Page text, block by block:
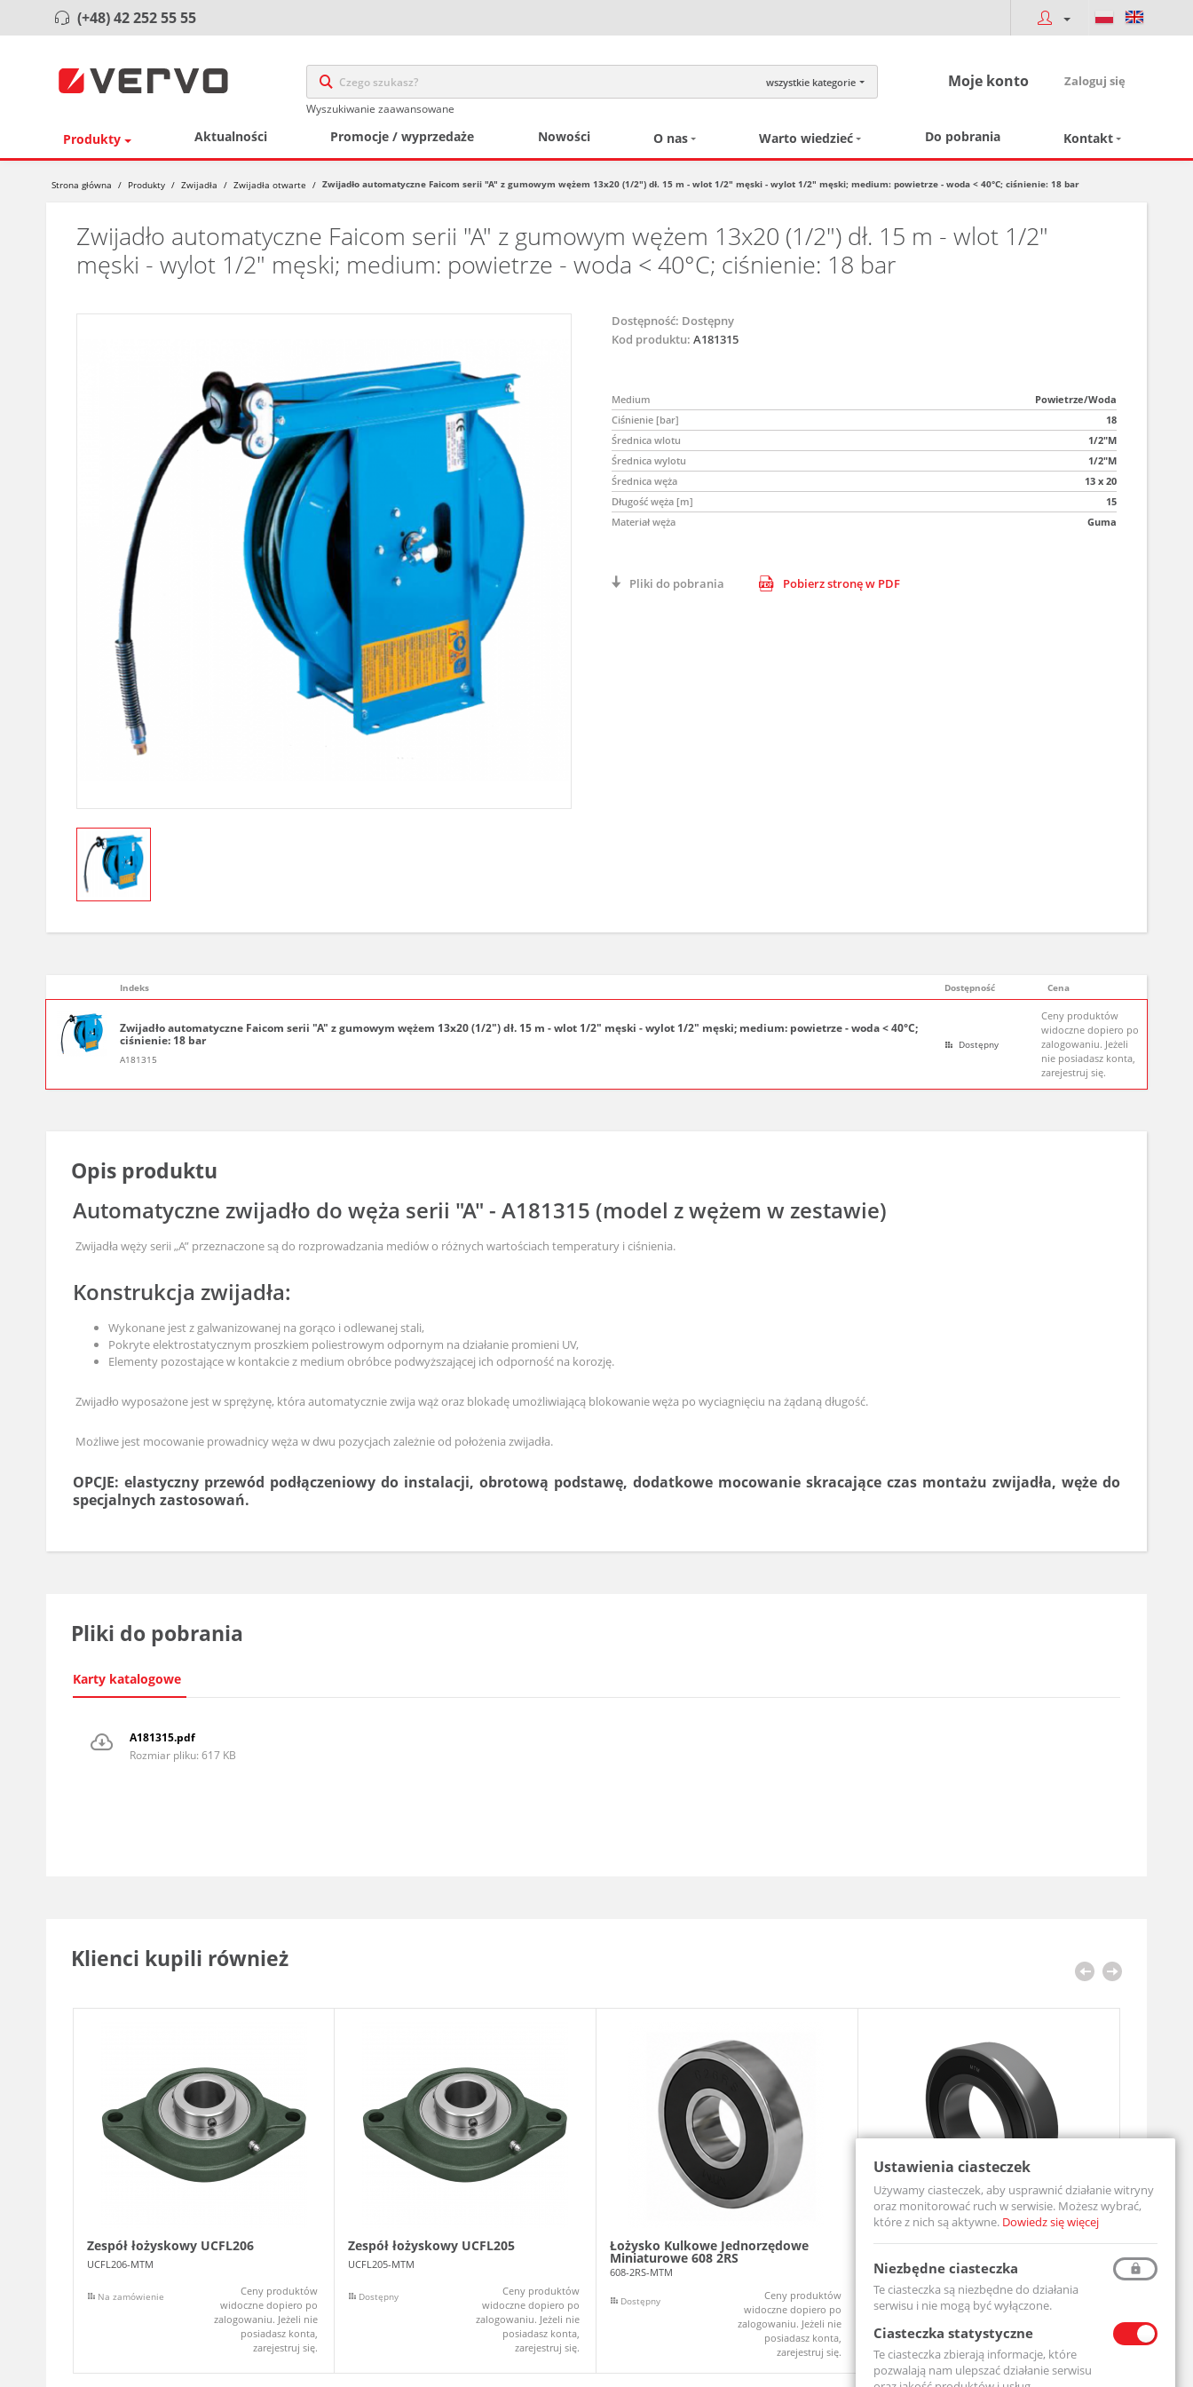
(+48) 42 252 55 55
wszystkie kategorie
Wyszukiwanie zaawansowane
Moje konto Zaloguj się
Produkty Aktualności Promocje / wyprzedaże Nowości O nas Warto wiedzieć Do pobrania Kontakt
Strona główna / Produkty / Zwijadła / Zwijadła otwarte / Zwijadło automatyczne Faicom serii "A" z gumowym wężem 13x20 (1/2") dł. 15 m - wlot 1/2" męski - wylot 1/2" męski; medium: powietrze - woda < 40°C; ciśnienie: 18 bar
Zwijadło automatyczne Faicom serii "A" z gumowym wężem 13x20 (1/2") dł. 15 m - wlot 1/2"
męski - wylot 1/2" męski; medium: powietrze - woda < 40°C; ciśnienie: 18 bar
Dostępność: Dostępny
Kod produktu: A181315
Medium
Powietrze/Woda
Ciśnienie [bar]
18
Średnica wlotu
1/2"M
Średnica wylotu
1/2"M
Średnica węża
13 x 20
Długość węża [m]
15
Materiał węża
Guma
Pliki do pobrania Pobierz stronę w PDF
Indeks Dostępność Cena
Zwijadło automatyczne Faicom serii "A" z gumowym wężem 13x20 (1/2") dł. 15 m - wlot 1/2" męski - wylot 1/2" męski; medium: powietrze - woda < 40°C;
ciśnienie: 18 bar
A181315
Dostępny
Ceny produktów
widoczne dopiero po
zalogowaniu. Jeżeli
nie posiadasz konta,
zarejestruj się.
Opis produktu
Automatyczne zwijadło do węża serii "A" - A181315 (model z wężem w zestawie)
Zwijadła węży serii „A” przeznaczone są do rozprowadzania mediów o różnych wartościach temperatury i ciśnienia.
Konstrukcja zwijadła:
Wykonane jest z galwanizowanej na gorąco i odlewanej stali,
Pokryte elektrostatycznym proszkiem poliestrowym odpornym na działanie promieni UV,
Elementy pozostające w kontakcie z medium obróbce podwyższającej ich odporność na korozję.
Zwijadło wyposażone jest w sprężynę, która automatycznie zwija wąż oraz blokadę umożliwiającą blokowanie węża po wyciagnięciu na żądaną długość.
Możliwe jest mocowanie prowadnicy węża w dwu pozycjach zależnie od położenia zwijadła.
OPCJE: elastyczny przewód podłączeniowy do instalacji, obrotową podstawę, dodatkowe mocowanie skracające czas montażu zwijadła, węże do
specjalnych zastosowań.
Pliki do pobrania
Karty katalogowe
A181315.pdf
Rozmiar pliku: 617 KB
Klienci kupili również
Zespół łożyskowy UCFL206
UCFL206-MTM
Na zamówienie
Ceny produktów
widoczne dopiero po
zalogowaniu. Jeżeli nie
posiadasz konta,
zarejestruj się.
Zespół łożyskowy UCFL205
UCFL205-MTM
Dostępny
Ceny produktów
widoczne dopiero po
zalogowaniu. Jeżeli nie
posiadasz konta,
zarejestruj się.
Łożysko Kulkowe Jednorzędowe
Miniaturowe 608 2RS
608-2RS-MTM
Dostępny
Ceny produktów
widoczne dopiero po
zalogowaniu. Jeżeli nie
posiadasz konta,
zarejestruj się.
Łożysko Kulkowe Jednorzędowe 6204
6204-2RS-MTM
Dostępny
Ceny produktów
widoczne dopiero po
posiadasz konta,
zarejestruj się.
Zespół
UCF206-
Ustawienia ciasteczek
Używamy ciasteczek, aby usprawnić działanie witryny
oraz monitorować ruch w serwisie. Możesz wybrać,
które z nich są aktywne. Dowiedz się więcej
Niezbędne ciasteczka
Te ciasteczka są niezbędne do działania
serwisu i nie mogą być wyłączone.
Ciasteczka statystyczne
Te ciasteczka zbierają informacje, które
pozwalają nam ulepszać działanie serwisu